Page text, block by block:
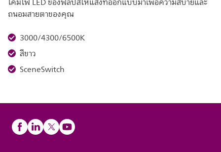
ถนอมสายตาของคุณ
3000/4300/6500K
สีขาว
SceneSwitch